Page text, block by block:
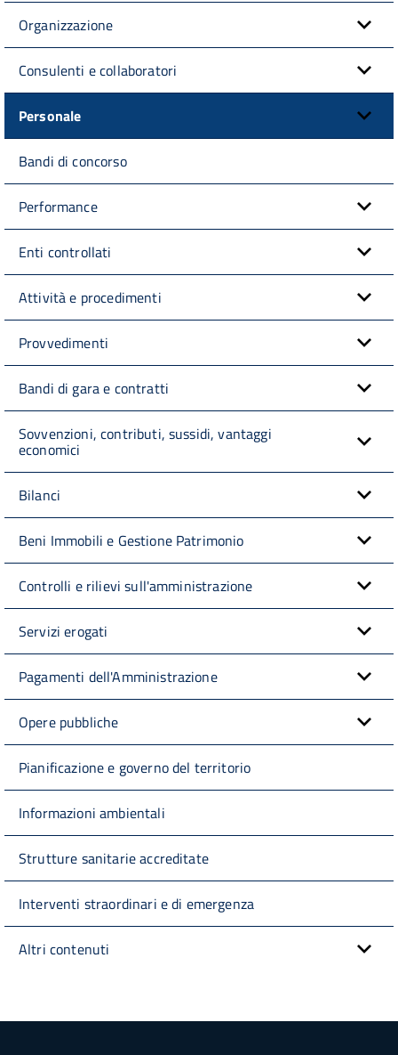
Organizzazione
Consulenti e collaboratori
Personale
Bandi di concorso
Performance
Enti controllati
Attività e procedimenti
Provvedimenti
Bandi di gara e contratti
Sovvenzioni, contributi, sussidi, vantaggi
economici
Bilanci
Beni Immobili e Gestione Patrimonio
Controlli e rilievi sull'amministrazione
Servizi erogati
Pagamenti dell'Amministrazione
Opere pubbliche
Pianificazione e governo del territorio
Informazioni ambientali
Strutture sanitarie accreditate
Interventi straordinari e di emergenza
Altri contenuti